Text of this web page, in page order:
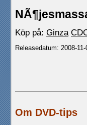
Köp på: Ginza
Releasedatum: 2008-
Om DVD-tips